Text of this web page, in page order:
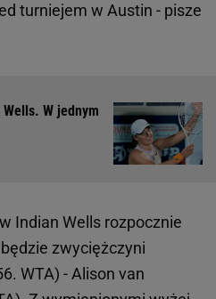
turniejem w Austin - pisze
W jednym
Indian Wells rozpocznie
zwyciężczyni
WTA) - Alison van